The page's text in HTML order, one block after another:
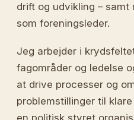
drift og udvikling – samt
som foreningsleder.
Jeg arbejder i
fagområder og ledelse
at drive processer og
problemstillinger til